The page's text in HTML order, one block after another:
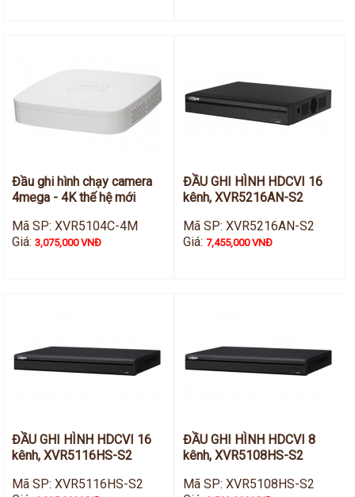
Đầu ghi hình chạy camera
4mega - 4K thế hệ mới
Mã SP: XVR5104C-4M
Giá:3,075,000 VNĐ
ĐẦU GHI HÌNH HDCVI 16
kênh, XVR5216AN-S2
Mã SP: XVR5216AN-S2
Giá: 7,455,000 VNĐ
ĐẦU GHI HÌNH HDCVI 16
kênh, XVR5116HS-S2
Mã SP: XVR5116HS-S2
ĐẦU GHI HÌNH HDCVI 8
kênh, XVR5108HS-S2
Mã SP: XVR5108HS-S2